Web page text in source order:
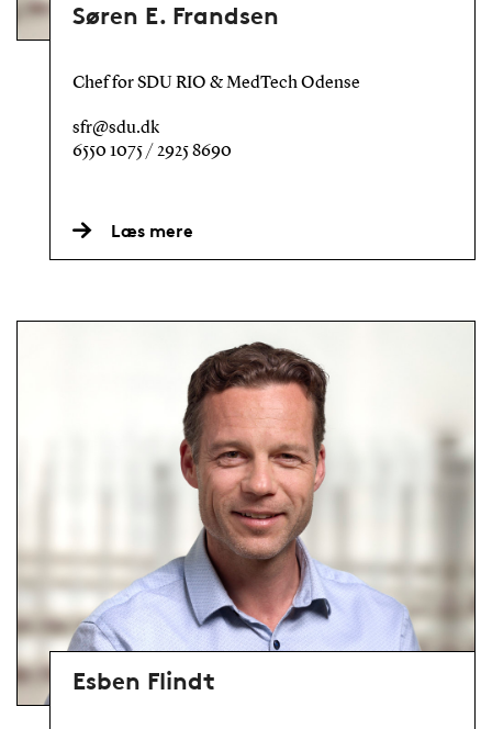
Søren E. Frandsen
Chef for SDU RIO & MedTech Odense
sfr@sdu.dk
6550 1075 / 2925 8690
Læs mere
Esben Flindt